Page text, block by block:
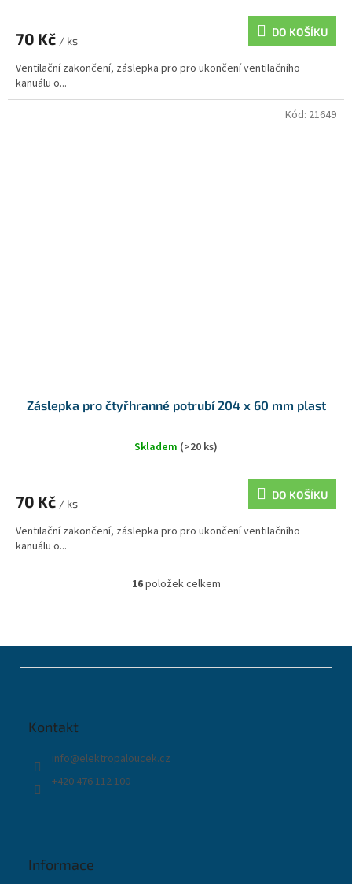
70 Kč / ks
DO KOŠÍKU
Ventilační zakončení, záslepka pro pro ukončení ventilačního
kanuálu o...
Záslepka pro čtyřhranné potrubí 204 x 60 mm plast
Skladem (>20 ks)
70 Kč / ks
DO KOŠÍKU
Ventilační zakončení, záslepka pro pro ukončení ventilačního
kanuálu o...
Kód: 21649
O
d
a
16položek celkem
Kontakt
info@elektropaloucek.cz
+420 476 112 100
Informace